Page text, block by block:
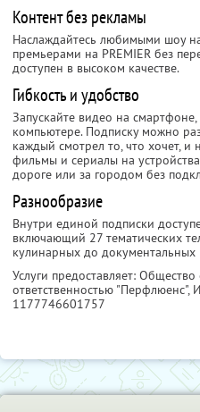
Контент без рекламы
Наслаждайтесь любимыми шоу
премьерами на PREMIER без
доступен в высоком качестве.
Гибкость и удобство
Запускайте видео на
компьютере. Подписку можно
каждый смотрел то, что хочет, и
фильмы и сериалы на
дороге или за городом без
Разнообразие
Внутри единой подписки
включающий 27 тематических
кулинарных до документальных
Услуги предоставляет:
ответственностью "Перфлюенс",
1177746601757